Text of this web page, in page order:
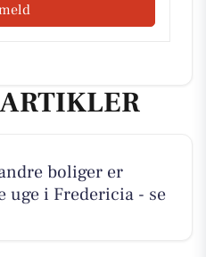
boliger er
uge i Fredericia - se